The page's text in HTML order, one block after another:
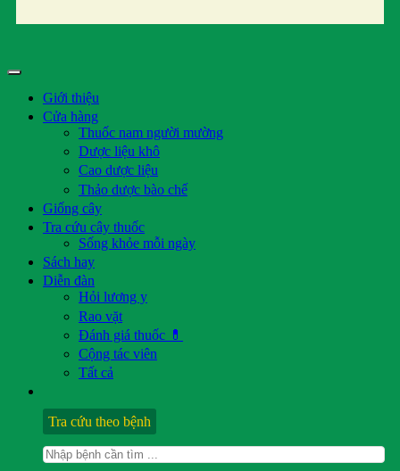
Giới thiệu
Cửa hàng
Thuốc nam người mường
Dược liệu khô
Cao dược liệu
Thảo dược bào chế
Giống cây
Tra cứu cây thuốc
Sống khỏe mỗi ngày
Sách hay
Diễn đàn
Hỏi lương y
Rao vặt
Đánh giá thuốc 💊
Cộng tác viên
Tất cả
Tra cứu theo bệnh